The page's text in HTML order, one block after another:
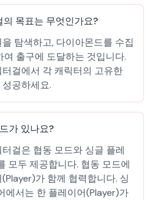
목표는 무엇인가요?
탐색하고, 다이아몬드를 수집
여 출구에 도달하는 것입니다.
걸에서 각 캐릭터의 고유한
공하세요.
가 있나요?
걸은 협동 모드와 싱글 플레
모두 제공합니다. 협동 모드에
가 함께 협력합니다. 싱
에서는 한 플레이어(Player)가